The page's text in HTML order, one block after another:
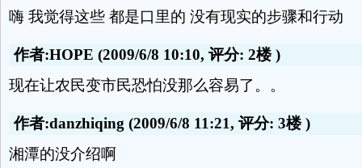
嗨 我觉得这些 都是口里的 没有现实的步骤和行动
作者:HOPE (2009/6/8 10:10, 评分: 2楼)
现在让农民变市民恐怕没那么容易了。。
作者:danzhiqing (2009/6/8 11:21, 评分: 3楼)
湘潭的没介绍啊